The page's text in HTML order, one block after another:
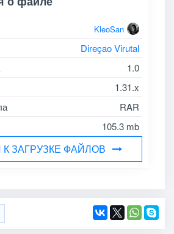
KleoSan
Direçao Virutal
1.0
1.31.x
RAR
105.3 mb
ЗАГРУЗКЕ ФАЙЛОВ